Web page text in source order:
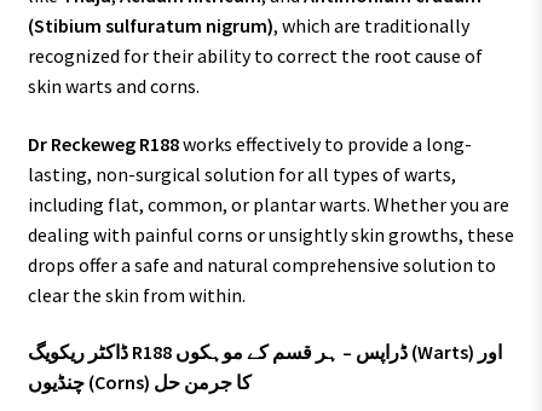
(Stibium sulfuratum nigrum), which are traditionally
recognized for their ability to correct the root cause of
skin warts and corns.
Dr Reckeweg R188works effectively to provide a long-
lasting, non-surgical solution for all types of warts,
including flat, common, or plantar warts. Whether you are
dealing with painful corns or unsightly skin growths, these
drops offer a safe and natural comprehensive solution to
clear the skin from within.
ڈاکٹر ریکویگ R188 ڈراپس – ہر قسم کے موہکوں (Warts) اور
چنڈیوں (Corns) کا جرمن حل